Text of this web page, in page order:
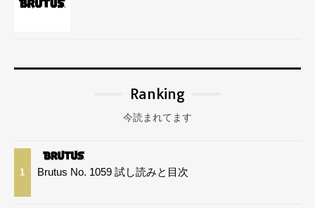
Ranking
今読まれてます
1 Brutus No. 1059 試し読みと目次